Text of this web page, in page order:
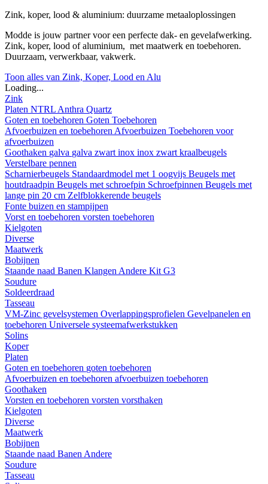
Zink, koper, lood & aluminium: duurzame metaaloplossingen
Modde is jouw partner voor een perfecte dak- en gevelafwerking.
Zink, koper, lood of aluminium, met maatwerk en toebehoren.
Duurzaam, verwerkbaar, vakwerk.
Toon alles van Zink, Koper, Lood en Alu
Loading...
Zink
Platen NTRL Anthra Quartz
Goten en toebehoren Goten Toebehoren
Afvoerbuizen en toebehoren Afvoerbuizen Toebehoren voor
afvoerbuizen
Goothaken galva galva zwart inox inox zwart kraalbeugels
Verstelbare pennen
Scharnierbeugels Standaardmodel met 1 oogvijs Beugels met
houtdraadpin Beugels met schroefpin Schroefpinnen Beugels met
lange pin 20 cm Zelfblokkerende beugels
Fonte buizen en stampijpen
Vorst en toebehoren vorsten toebehoren
Kielgoten
Diverse
Maatwerk
Bobijnen
Staande naad Banen Klangen Andere Kit G3
Soudure
Soldeerdraad
Tasseau
VM-Zinc gevelsystemen Overlappingsprofielen Gevelpanelen en
toebehoren Universele systeemafwerkstukken
Solins
Koper
Platen
Goten en toebehoren goten toebehoren
Afvoerbuizen en toebehoren afvoerbuizen toebehoren
Goothaken
Vorsten en toebehoren vorsten vorsthaken
Kielgoten
Diverse
Maatwerk
Bobijnen
Staande naad Banen Andere
Soudure
Tasseau